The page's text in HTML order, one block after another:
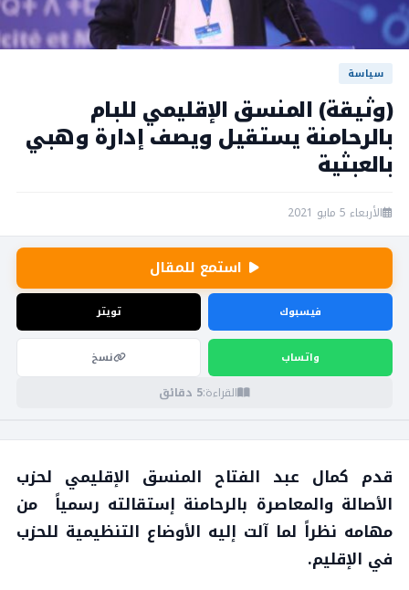
سياسة
(وثيقة) المنسق الإقليمي للبام
بالرحامنة يستقيل ويصف إدارة وهبي
بالعبثية
الأربعاء 5 مايو 2021
استمع للمقال
فيسبوك تويتر
واتساب نسخ
القراءة:5 دقائق
قدم كمال عبد الفتاح المنسق الإقليمي لحزب
الأصالة والمعاصرة بالرحامنة إستقالته رسمياً من
مهامه نظراً لما آلت إليه الأوضاع التنظيمية للحزب
في الإقليم.